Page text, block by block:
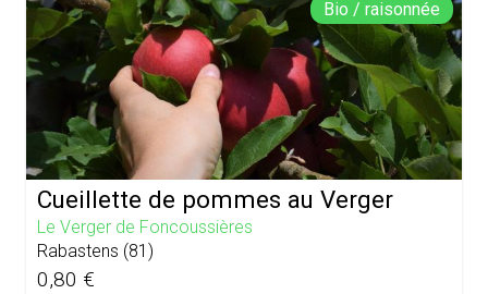
Bio / raisonnée
Cueillette de pommes au Verger
Le Verger de Foncoussières
Rabastens (81 )
0,80 €